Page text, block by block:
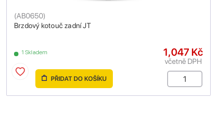
Brzdový kotouč zadní JT
(AB0650)
1 Skladem 1,047 Kč
včetně DPH
PŘIDAT DO KOŠÍKU